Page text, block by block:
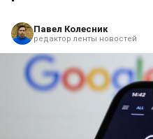
Павел Колесник
редактор ленты новостей